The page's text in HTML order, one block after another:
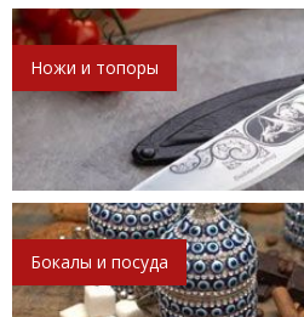
Ножи и топоры
Бокалы и посуда